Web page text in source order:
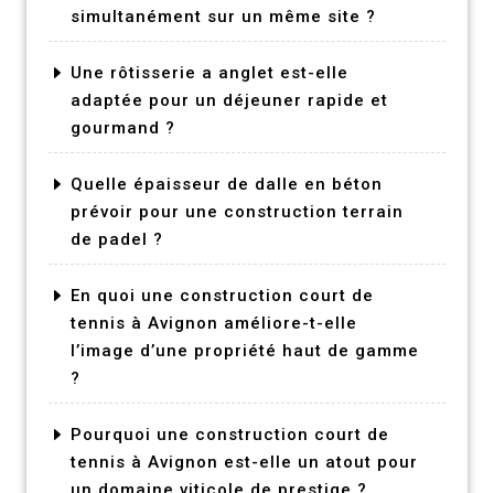
simultanément sur un même site ?
Une rôtisserie a anglet est-elle
adaptée pour un déjeuner rapide et
gourmand ?
Quelle épaisseur de dalle en béton
prévoir pour une construction terrain
de padel ?
En quoi une construction court de
tennis à Avignon améliore-t-elle
l’image d’une propriété haut de gamme
?
Pourquoi une construction court de
tennis à Avignon est-elle un atout pour